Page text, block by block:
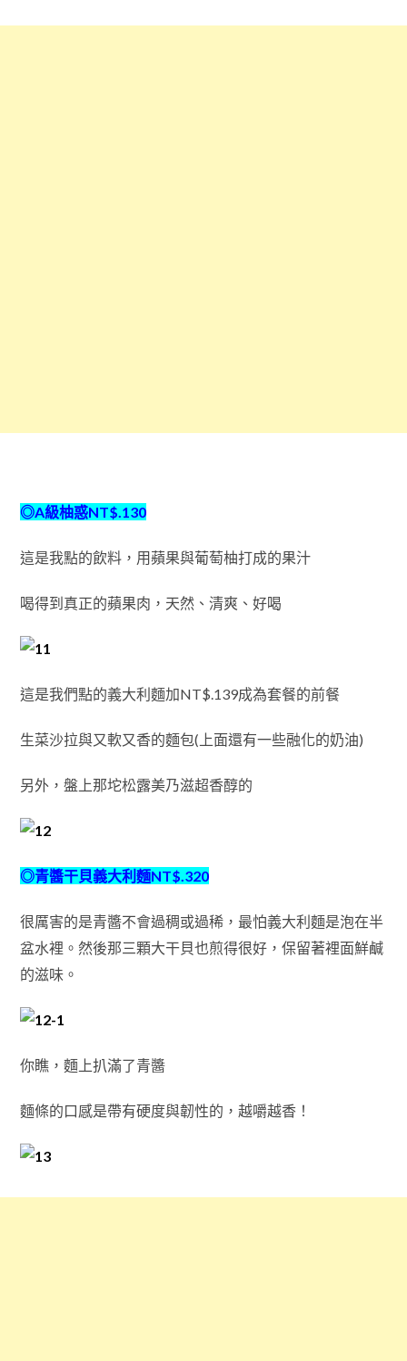
◎A級柚惑NT$.130
這是我點的飲料，用蘋果與葡萄柚打成的果汁
喝得到真正的蘋果肉，天然、清爽、好喝
這是我們點的義大利麵加NT$.139成為套餐的前餐
生菜沙拉與又軟又香的麵包(上面還有一些融化的奶油)
另外，盤上那坨松露美乃滋超香醇的
◎青醬干貝義大利麵NT$.320
很厲害的是青醬不會過稠或過稀，最怕義大利麵是泡在半
盆水裡。 然後那三顆大干貝也煎得很好，保留著裡面鮮鹹
的滋味。
你瞧，麵上扒滿了青醬
麵條的口感是帶有硬度與韌性的，越嚼越香！